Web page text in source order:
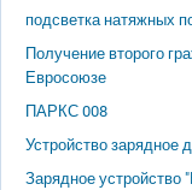
подсветка натяжных
Получение второго
Евросоюзе
ПАРКС 008
Устройство зарядное
Зарядное устройство